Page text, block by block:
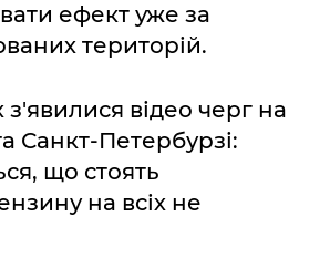
ефект уже за
територій.
відео черг на
Санкт-Петербурзі:
що стоять
на всіх не